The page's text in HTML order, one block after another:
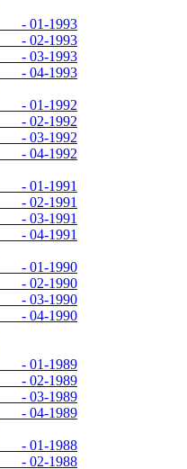
1993
1993
1993
1993
1992
1992
1992
1992
1991
1991
1991
1991
1990
1990
1990
1990
1989
1989
1989
1989
1988
1988